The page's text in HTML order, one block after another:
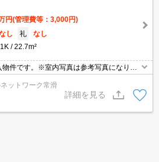
円(管理費等：3,000円)
し 礼
なし
1K 22.7m²
件です。※室内写真は参考写真になりま
ットワーク常滑
詳細を見る